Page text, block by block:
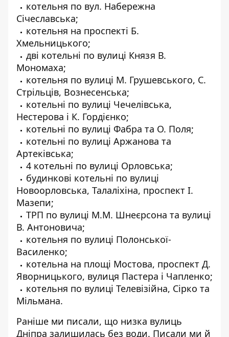
котельня по вул. Набережна
Січеславська;
котельня на проспекті Б.
Хмельницького;
дві котельні по вулиці Князя В.
Мономаха;
котельня по вулиці М. Грушевського, С.
Стрільців, Вознесенська;
котельні по вулиці Чечелівська,
Нестерова і К. Гордієнко;
котельні по вулиці Фабра та О. Поля;
котельні по вулиці Аржанова та
Артеківська;
4 котельні по вулиці Орловська;
будинкові котельні по вулиці
Новоорловська, Талаліхіна, проспект І.
Мазепи;
ТРП по вулиці М.М. Шнеєрсона та вулиці
В. Антоновича;
котельня по вулиці Полонської-
Василенко;
котельна на площі Мостова, проспект Д.
Яворницького, вулиця Пастера і Чапленко;
котельня по вулиці Телевізійна, Сірко та
Мільмана.
Раніше ми писали, що низка вулиць
Дніпра залишилась без води. Писали ми й